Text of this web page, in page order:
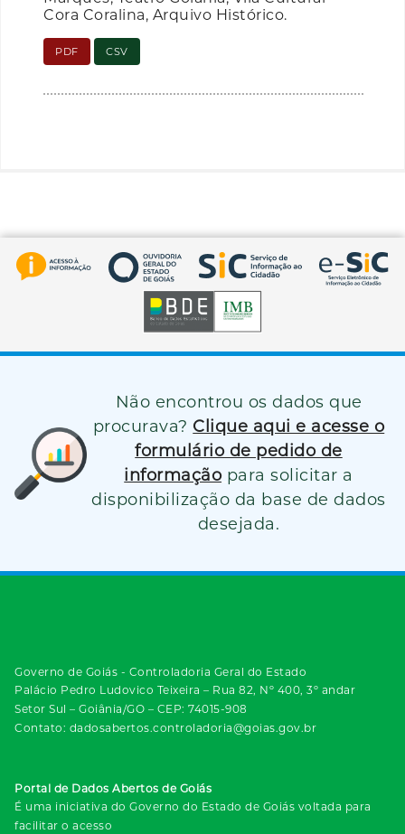
Cora Coralina, Arquivo Histórico.
PDF CSV
Não encontrou os dados que
procurava? Clique aqui e acesse o
formulário de pedido de
informação para solicitar a
disponibilização da base de dados
desejada.
Governo de Goiás - Controladoria Geral do Estado
Palácio Pedro Ludovico Teixeira – Rua 82, Nº 400, 3º andar
Setor Sul – Goiânia/GO – CEP: 74015-908
Contato: dadosabertos.controladoria@goias.gov.br
Portal de Dados Abertos de Goiás
É uma iniciativa do Governo do Estado de Goiás voltada para
facilitar o acesso